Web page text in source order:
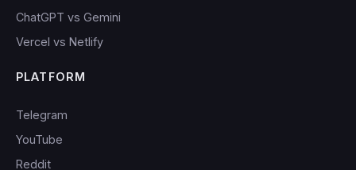
ChatGPT vs Gemini
Vercel vs Netlify
PLATFORM
Telegram
YouTube
Reddit